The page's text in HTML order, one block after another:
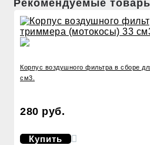
Рекомендуемые
Корпус воздушного фильтра в сборе
см3.
280 руб.
Купить